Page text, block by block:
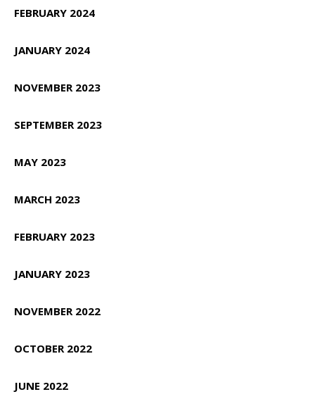
FEBRUARY 2024
JANUARY 2024
NOVEMBER 2023
SEPTEMBER 2023
MAY 2023
MARCH 2023
FEBRUARY 2023
JANUARY 2023
NOVEMBER 2022
OCTOBER 2022
JUNE 2022